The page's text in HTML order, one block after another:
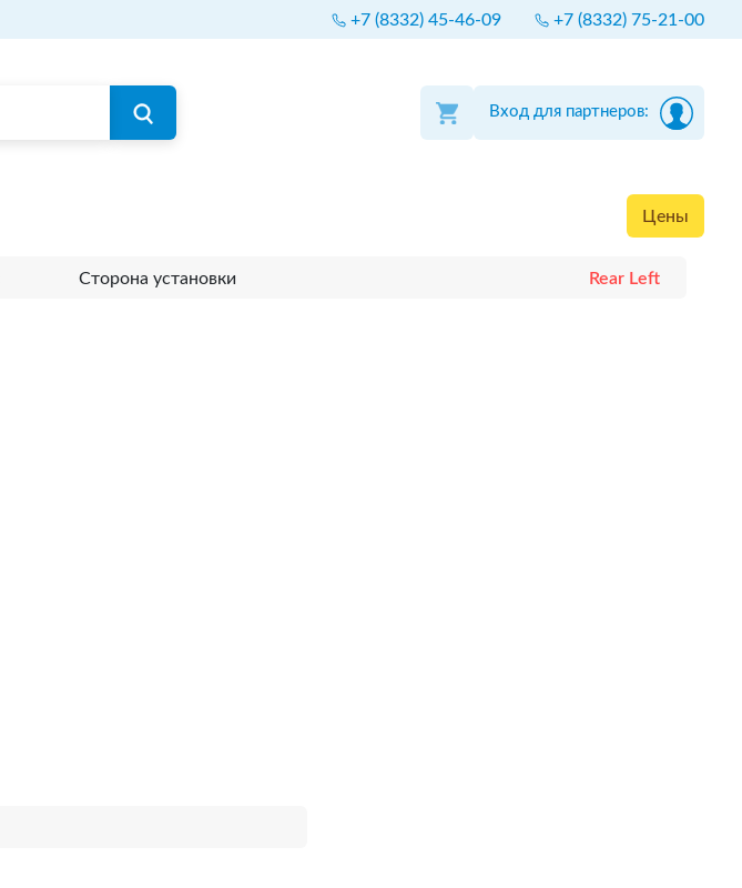
+7 (8332) 45-46-09 +7 (8332) 75-21-00
Вход для партнеров:
Цены
Сторона установки Rear Left